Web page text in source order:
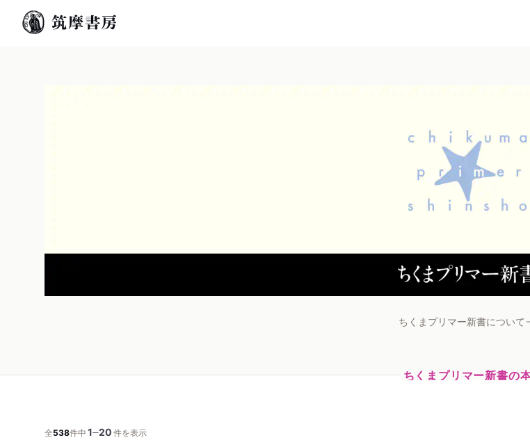
ちくまプリマー新書について
ちくまプリマー新書の
全538件中1─20件を表示